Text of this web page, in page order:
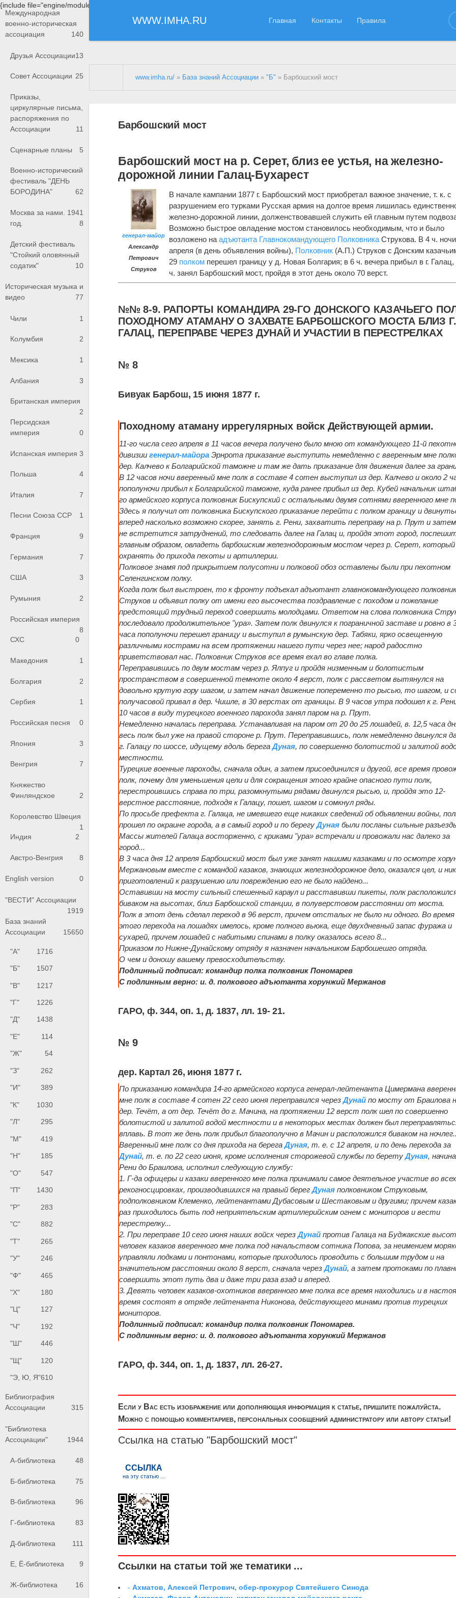
{include file="engine/modules/saperu/head.php"}
WWW.IMHA.RU Главная Контакты Правила
Международная
военно-историческая
ассоциация
140
Друзья Ассоциации13
Совет Ассоциации 25
Приказы,
циркулярные письма,
распоряжения по
Ассоциации
11
Сценарные планы 5
Военно-исторический
фестиваль "ДЕНЬ
БОРОДИНА"
62
Москва за нами. 1941
год.
8
Детский фестиваль
"Стойкий оловянный
содатик"
10
Историческая музыка и
видео
77
Чили 1
Колумбия 2
Мексика 1
Албания 3
Британская империя
2
Персидская
империя
0
Испанская империя 3
Польша 4
Италия 7
Песни Союза ССР 1
Франция 9
Германия 7
США 3
Румыния 2
Российская империя
8
СХС
0
Македония 1
Болгария 2
Сербия 1
Российская песня 0
Япония 3
Венгрия 7
Княжество
Финляндское
2
Королевство Швеция
1
Индия
2
Австро-Венгрия 8
English version 0
"ВЕСТИ" Ассоциации
1919
База знаний
Ассоциации
15650
"А" 1716
"Б" 1507
"В" 1217
"Г" 1226
"Д" 1438
"Е" 114
"Ж" 54
"З" 262
"И" 389
"К" 1030
"Л" 295
"М" 419
"Н" 185
"О" 547
"П" 1430
"Р" 283
"С" 882
"Т" 265
"У" 246
"Ф" 465
"Х" 180
"Ц" 127
"Ч" 192
"Ш" 446
"Щ" 120
"Э, Ю, Я"610
Библиография
Ассоциации
315
"Библиотека
Ассоциации"
1944
А-библиотека 48
Б-библиотека 75
В-библиотека 96
Г-библиотека 83
Д-библиотека 111
Е, Ё-библиотека 9
Ж-библиотека 16
www.imha.ru/ » База знаний Ассоциации »"Б" » Барбошский мост
Барбошский мост
Барбошский мост на р. Серет, близ ее устья, на железно-
дорожной линии Галац-Бухарест
генерал-майор
Александр
Петрович
Струков
В начале кампании 1877 г. Барбошский мост приобретал важное значение, т. к. с
разрушением его турками Русская армия на долгое время лишилась
железно-дорожной линии, долженствовавшей служить ей главным путем
Возможно быстрое овладение мостом становилось необходимым, что и было
возложено наадъютанта Главнокомандующего Полковника Струкова. В 4 ч.
апреля (в день объявления войны), Полковник (А.П.) Струков с Донским
29 полком перешел границу у д. Новая Болгария; в 6 ч. вечера прибыл в г. Галац,
ч. занял Барбошский мост, пройдя в этот день около 70 верст.
№№ 8-9. РАПОРТЫ КОМАНДИРА 29-ГО ДОНСКОГО КАЗАЧЬЕГО
ПОХОДНОМУ АТАМАНУ О ЗАХВАТЕ БАРБОШСКОГО МОСТА БЛИЗ Г.
ГАЛАЦ, ПЕРЕПРАВЕ ЧЕРЕЗ ДУНАЙ И УЧАСТИИ В ПЕРЕСТРЕЛКАХ
№ 8
Бивуак Барбош, 15 июня 1877 г.
Походному атаману иррегулярных войск Действующей армии.
11-го числа сего апреля в 11 часов вечера получено было мною от командующего 11-й
дивизиигенерал-майора Эрнрота приказание выступить немедленно с вверенным мне
дер. Калчево к Болгарийской таможне и там же дать приказание для движения далее за
В 12 часов ночи вверенный мне полк в составе 4 сотен выступил из дер. Калчево и около 2
пополуночи прибыл к Болгарийской таможне, куда ранее прибыл из дер. Кубей начальник
го армейского корпуса полковник Бискупский с остальными двумя сотнями вверенного мне
Здесь я получил от полковника Бискупского приказание перейти с полком границу и
вперед насколько возможно скорее, занять г. Рени, захватить переправу на р. Прут и
не встретится затруднений, то следовать далее на Галац и, пройдя этот город,
главным образом, овладеть барбошским железнодорожным мостом через р. Серет, который
охранять до прихода пехоты и артиллерии.
Полковое знамя под прикрытием полусотни и полковой обоз оставлены были при пехотном
Селенгинском полку.
Когда полк был выстроен, то к фронту подъехал адъютант главнокомандующего
Струков и объявил полку от имени его высочества поздравление с походом и пожелание
предстоящий трудный переход совершить молодцами. Ответом на слова полковника
последовало продолжительное "ура». Затем полк двинулся к пограничной заставе и ровно в
часа пополуночи перешел границу и выступил в румынскую дер. Табяки, ярко освещенную
различными кострами на всем протяжении нашего пути через нее; народ радостно
приветствовал нас. Полковник Струков все время ехал во главе полка.
Переправившись по двум мостам через р. Ялпуг и пройдя низменным и болотистым
пространством в совершенной темноте около 4 верст, полк с рассветом вытянулся на
довольно крутую гору шагом, и затем начал движение попеременно то рысью, то шагом, и
получасовой привал в дер. Чишле, в 30 верстах от границы. В 9 часов утра подошел к г.
10 часов в виду турецкого военного парохода занял паром на р. Прут.
Немедленно началась переправа. Устанавливая на паром от 20 до 25 лошадей, в. 12,5 часа
весь полк был уже на правой стороне р. Прут. Переправившись, полк немедленно двинулся
г. Галацу по шоссе, идущему вдоль берегаДуная, по совершенно болотистой и залитой
местности.
Турецкие военные пароходы, сначала один, а затем присоединился и другой, все время
полк, почему для уменьшения цели и для сокращения этого крайне опасного пути полк,
перестроившись справа по три, разомкнутыми рядами двинулся рысью, и, пройдя это 12-
верстное расстояние, подходя к Галацу, пошел, шагом и сомкнул ряды.
По просьбе префекта г. Галаца, не имевшего еще никаких сведений об объявлении войны,
прошел по окраине города, а в самый город и по берегуДуная были посланы сильные
Массы жителей Галаца восторженно, с криками "ура» встречали и провожали нас далеко за
город...
В 3 часа дня 12 апреля Барбошский мост был уже занят нашими казаками и по осмотре
Мержановым вместе с командой казаков, знающих железнодорожное дело, оказался цел, и
приготовлений к разрушению или повреждению его не было найдено...
Оставивши на мосту сильный спешенный караул и расставивши пикеты, полк
биваком на высотах, близ Барбошской станции, в полуверстовом расстоянии от моста.
Полк в этот день сделал переход в 96 верст, причем отсталых не было ни одного. Во время
этого перехода на лошадях имелось, кроме полного вьюка, еще двухдневный запас фуража и
сухарей, причем лошадей с набитыми спинами в полку оказалось всего 8...
Приказом по Нижне-Дунайскому отряду я назначен начальником Барбошешго отряда.
О чем и доношу вашему превосходительству.
Подлинный подписал: командир полка полковник Пономарев
С подлинным верно: и. д. полкового адъютанта хорунжий Мержанов
ГАРО, ф. 344, оп. 1, д. 1837, лл. 19- 21.
№ 9
дер. Картал 26, июня 1877 г.
По приказанию командира 14-го армейского корпуса генерал-лейтенанта Цимермана
мне полк в составе 4 сотен 22 сего июня переправился черезДунай по мосту от Браилова
дер. Течёт, а от дер. Течёт до г. Мачина, на протяжении 12 верст полк шел по совершенно
болотистой и залитой водой местности и в некоторых местах должен был
вплавь. В тот же день полк прибыл благополучно в Мачин и расположился биваком на
Вверенный мне полк со дня прихода на берегаДуная, т. е. с 12 апреля, и по день перехода за
Дунай, т. е. по 22 сего июня, кроме исполнения сторожевой службы по беретуДуная,
Рени до Браилова, исполнил следующую службу:
1. Г-да офицеры и казаки вверенного мне полка принимали самое деятельное участие во всех
рекогносцировках, производившихся на правый берегДуная полковником Струковым,
подполковником Клеменко, лейтенантами Дубасовым и Шестаковым и другими; причем
раз приходилось быть под неприятельским артиллерийским огнем с мониторов и вести
перестрелку...
2. При переправе 10 сего июня наших войск черезДунай против Галаца на Буджакские
человек казаков вверенного мне полка под начальством сотника Попова, за неимением
управляли лодками и понтонами, которые приходилось проводить с большим трудом и на
значительном расстоянии около 8 верст, сначала черезДунай, а затем протоками по
совершить этот путь два и даже три раза взад и вперед.
3. Девять человек казаков-охотников ввервнного мне полка все время находились и в
время состоят в отряде лейтенанта Никонова, действующего минами против турецких
мониторов.
Подлинный подписал: командир полка полковник Пономарев.
С подлинным верно: и. д. полкового адъютанта хорунжий Мержанов
ГАРО, ф. 344, оп. 1, д. 1837, лл. 26-27.
Если у Вас есть изображение или дополняющая информация к статье, пришлите пожалуйста.
Можно с помощью комментариев, персональных сообщений администратору или автору статьи!
Ссылка на статью "Барбошский мост"
Ссылки на статьи той же тематики ...
-Ахматов, Алексей Петрович, обер-прокурор Святейшего Синода